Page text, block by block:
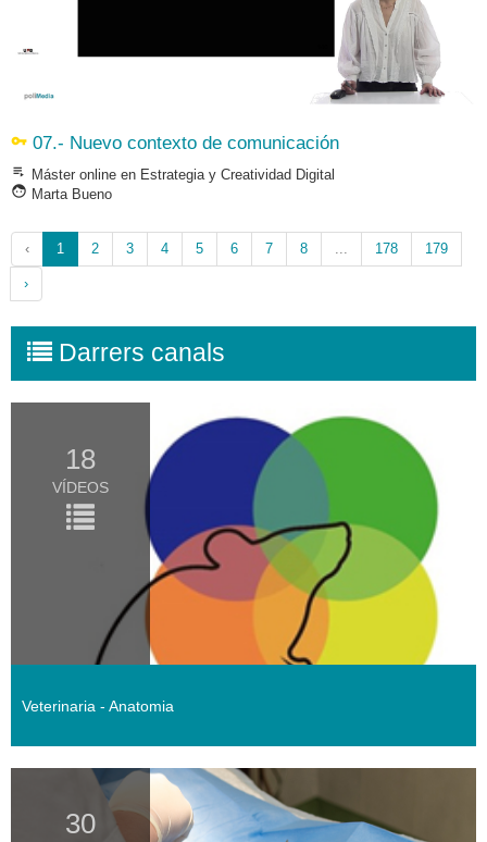
vpn_key 07.- Nuevo contexto de comunicación
playlist_play Máster online en Estrategia y Creatividad Digital
face Marta Bueno
‹ 1 2 3 4 5 6 7 8 ... 178 179
›
Darrers canals
18
VÍDEOS
Veterinaria - Anatomia
30